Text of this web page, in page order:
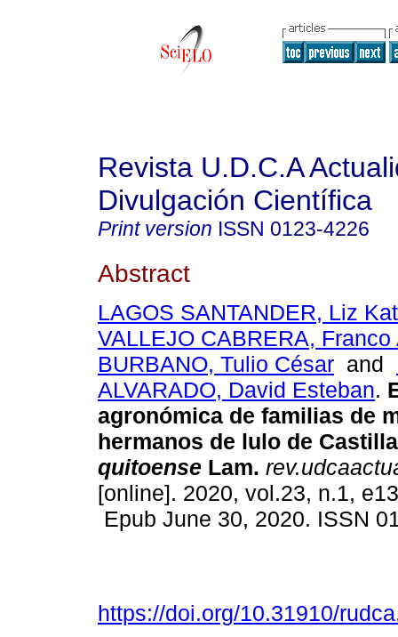
Revista U.D.C.A
Divulgación Científica
Print version ISSN 0123-4226
Abstract
LAGOS SANTANDER, Liz
VALLEJO CABRERA, Franco
BURBANO, Tulio César and
ALVARADO, David Esteban.
agronómica de familias de
hermanos de lulo de
quitoense Lam.
[online]. 2020, vol.23, n.1,
Epub June 30, 2020. ISSN
https://doi.org/10.31910/